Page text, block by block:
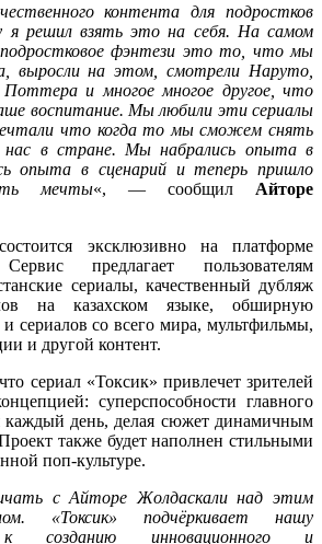
контента для подростков
я решил взять это на себя. На самом
подростковое фэнтези это то, что мы
выросли на этом, смотрели Наруто,
Поттера и многое многое другое, что
воспитание. Мы любили эти сериалы
что когда то мы сможем снять
в стране. Мы набрались опыта в
опыта в сценарий и теперь пришло
мечты«, — сообщил Айторе
эксклюзивно на платформе
предлагает пользователям
сериалы, качественный дубляж
на казахском языке, обширную
сериалов со всего мира, мультфильмы,
и другой контент.
сериал «Токсик» привлечет зрителей
суперспособности главного
каждый день, делая сюжет динамичным
также будет наполнен стильными
поп-культуре.
с Айторе Жолдаскали над этим
«Токсик» подчёркивает нашу
к созданию инновационного и